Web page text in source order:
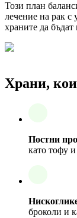
Този план
лечение на рак с
храните да бъдат
Храни,
Постни
като тофу
броколи и